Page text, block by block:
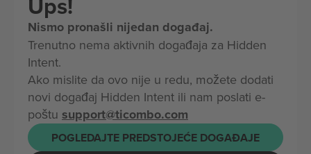
Nismo pronašli nijedan događaj.
Trenutno nema aktivnih događaja za Hidden
Intent.
Ako mislite da ovo nije u redu, možete dodati
novi događaj Hidden Intent ili nam poslati e-
poštu support@ticombo.com
POGLEDAJTE PREDSTOJEĆE DOGAĐAJE